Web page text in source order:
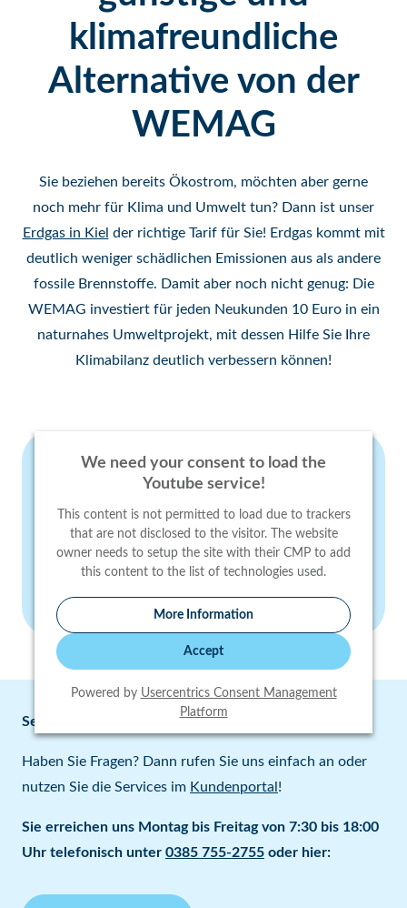
klimafreundliche
Alternative von der
WEMAG
Sie beziehen bereits Ökostrom, möchten aber gerne
noch mehr für Klima und Umwelt tun? Dann ist unser
Erdgas in Kiel der richtige Tarif für Sie! Erdgas kommt mit
deutlich weniger schädlichen Emissionen aus als andere
fossile Brennstoffe. Damit aber noch nicht genug: Die
WEMAG investiert für jeden Neukunden 10 Euro in ein
naturnahes Umweltprojekt, mit dessen Hilfe Sie Ihre
Klimabilanz deutlich verbessern können!
We need your consent to load the
Youtube service!
This content is not permitted to load due to trackers
that are not disclosed to the visitor. The website
owner needs to setup the site with their CMP to add
this content to the list of technologies used.
More Information
Accept
Powered by Usercentrics Consent Management
Platform
Service & Kontakt
Haben Sie Fragen? Dann rufen Sie uns einfach an oder
nutzen Sie die Services im Kundenportal !
Sie erreichen uns Montag bis Freitag von 7:30 bis 18:00
Uhr telefonisch unter 0385 755-2755 oder hier: